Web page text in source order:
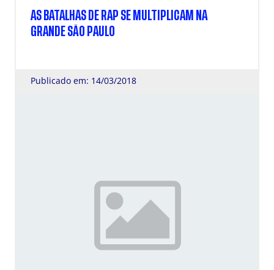
AS BATALHAS DE RAP SE MULTIPLICAM NA
GRANDE SÃO PAULO
Publicado em: 14/03/2018